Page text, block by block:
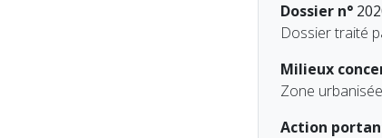
Dossier n°
Dossier traité
Milieux
Zone
Action